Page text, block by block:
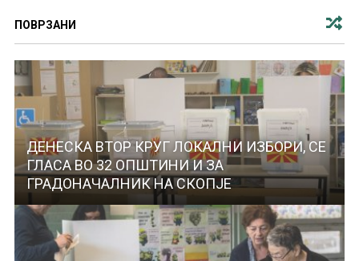
ПОВРЗАНИ
ДЕНЕСКА ВТОР КРУГ ЛОКАЛНИ ИЗБОРИ, СЕ
ГЛАСА ВО 32 ОПШТИНИ И ЗА
ГРАДОНАЧАЛНИК НА СКОПЈЕ